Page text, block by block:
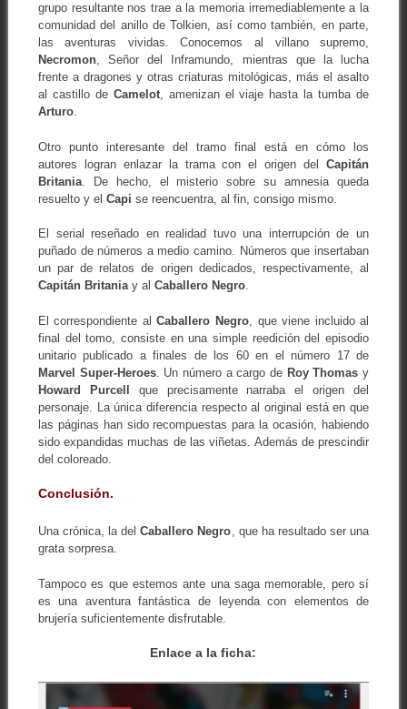
grupo resultante nos trae a la memoria irremediablemente a la
comunidad del anillo de Tolkien, así como también, en parte,
las aventuras vividas. Conocemos al villano supremo,
Necromon, Señor del Inframundo, mientras que la lucha
frente a dragones y otras criaturas mitológicas, más el asalto
al castillo de Camelot, amenizan el viaje hasta la tumba de
Arturo.
Otro punto interesante del tramo final está en cómo los
autores logran enlazar la trama con el origen delCapitán
Britania. De hecho, el misterio sobre su amnesia queda
resuelto y el Capi se reencuentra, al fin, consigo mismo.
El serial reseñado en realidad tuvo una interrupción de un
puñado de números a medio camino. Números que insertaban
un par de relatos de origen dedicados, respectivamente, al
Capitán Britaniay al Caballero Negro.
El correspondiente alCaballero Negro , que viene incluido al
final del tomo, consiste en una simple reedición del episodio
unitario publicado a finales de los 60 en el número 17 de
Marvel Super-Heroes. Un número a cargo de Roy Thomas y
Howard Purcell que precisamente narraba el origen del
personaje. La única diferencia respecto al original está en que
las páginas han sido recompuestas para la ocasión, habiendo
sido expandidas muchas de las viñetas. Además de prescindir
del coloreado.
Conclusión.
Una crónica, la delCaballero Negro, que ha resultado ser una
grata sorpresa.
Tampoco es que estemos ante una saga memorable, pero sí
es una aventura fantástica de leyenda con elementos de
brujería suficientemente disfrutable.
Enlace a la ficha: